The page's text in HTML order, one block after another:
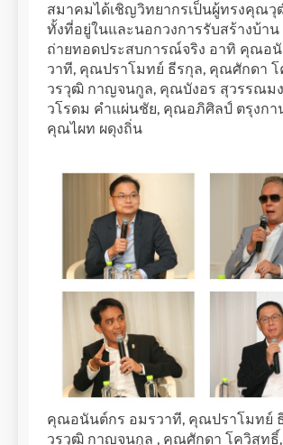
สมาคมได้เชิญวิทยากรเป็นผู้ทรงคุณวุ
ทั้งที่อยู่ในและนอกวงการรับสร้างบ้าน
ถ่ายทอดประสบการณ์จริง อาทิ คุณอ
วาที, คุณปราโมทย์ ธีรกุล, คุณศักดา
วรวุฒิ กาญจนกูล, คุณบังอร สุวรรณม
วโรดม คำแผ่นชัย, คุณอภิศิลป์ ตรุงกา
คุณไผท ผดุงถิ่น
คุณอนันต์กร อมรวาที, คุณปราโมทย์
วรวุฒิ กาญจนกูล , คุณศักดา โควิสุทธิ์,